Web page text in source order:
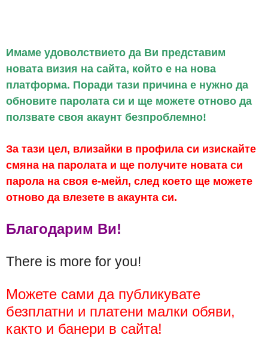
Имаме удоволствието да Ви представим
новата визия на сайта, който е на нова
платформа. Поради тази причина е нужно да
обновите паролата си и ще можете отново да
ползвате своя акаунт безпроблемно!
За тази цел, влизайки в профила си изискайте
смяна на паролата и ще получите новата си
парола на своя е-мейл, след което ще можете
отново да влезете в акаунта си.
Благодарим Ви!
There is more for you!
Можете сами да публикувате
безплатни и платени малки обяви,
както и банери в сайта!